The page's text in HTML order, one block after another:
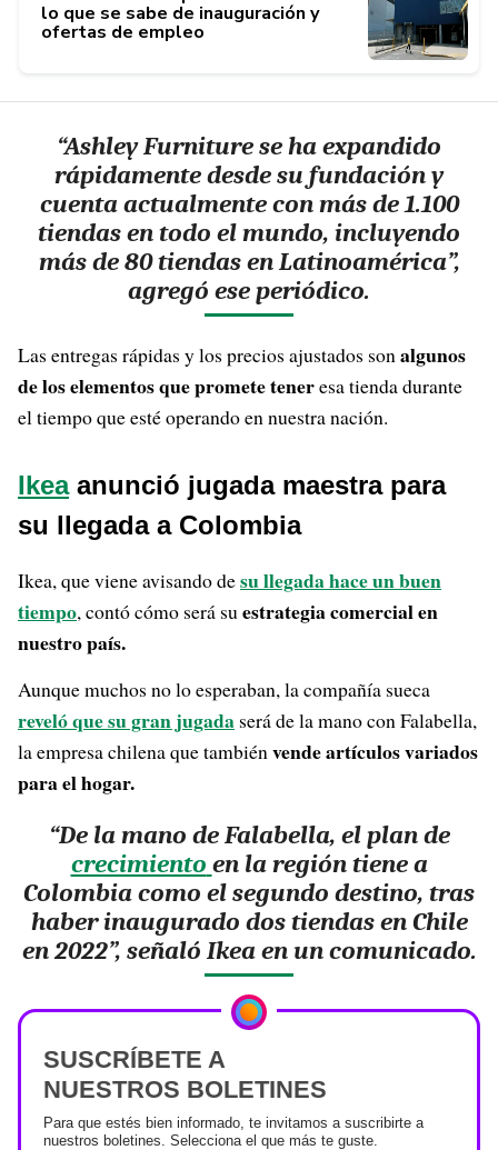
lo que se sabe de inauguración y
ofertas de empleo
“Ashley Furniture se ha expandido
rápidamente desde su fundación y
cuenta actualmente con más de 1.100
tiendas en todo el mundo, incluyendo
más de 80 tiendas en Latinoamérica”,
agregó ese periódico.
Las entregas rápidas y los precios ajustados sonalgunos
de los elementos que promete teneresa tienda durante
el tiempo que esté operando en nuestra nación.
Ikeaanunció jugada maestra para
su llegada a Colombia
Ikea, que viene avisando desu llegada hace un buen
tiempo, contó cómo será suestrategia comercial en
nuestro país.
Aunque muchos no lo esperaban, la compañía sueca
reveló que su gran jugada será de la mano con Falabella,
la empresa chilena que tambiénvende artículos variados
para el hogar.
“De la mano de Falabella, el plan de
crecimiento en la región tiene a
Colombia como el segundo destino, tras
haber inaugurado dos tiendas en Chile
en 2022”, señaló Ikea en un comunicado.
SUSCRÍBETE A
NUESTROS BOLETINES
Para que estés bien informado, te invitamos a suscribirte a
nuestros boletines. Selecciona el que más te guste.